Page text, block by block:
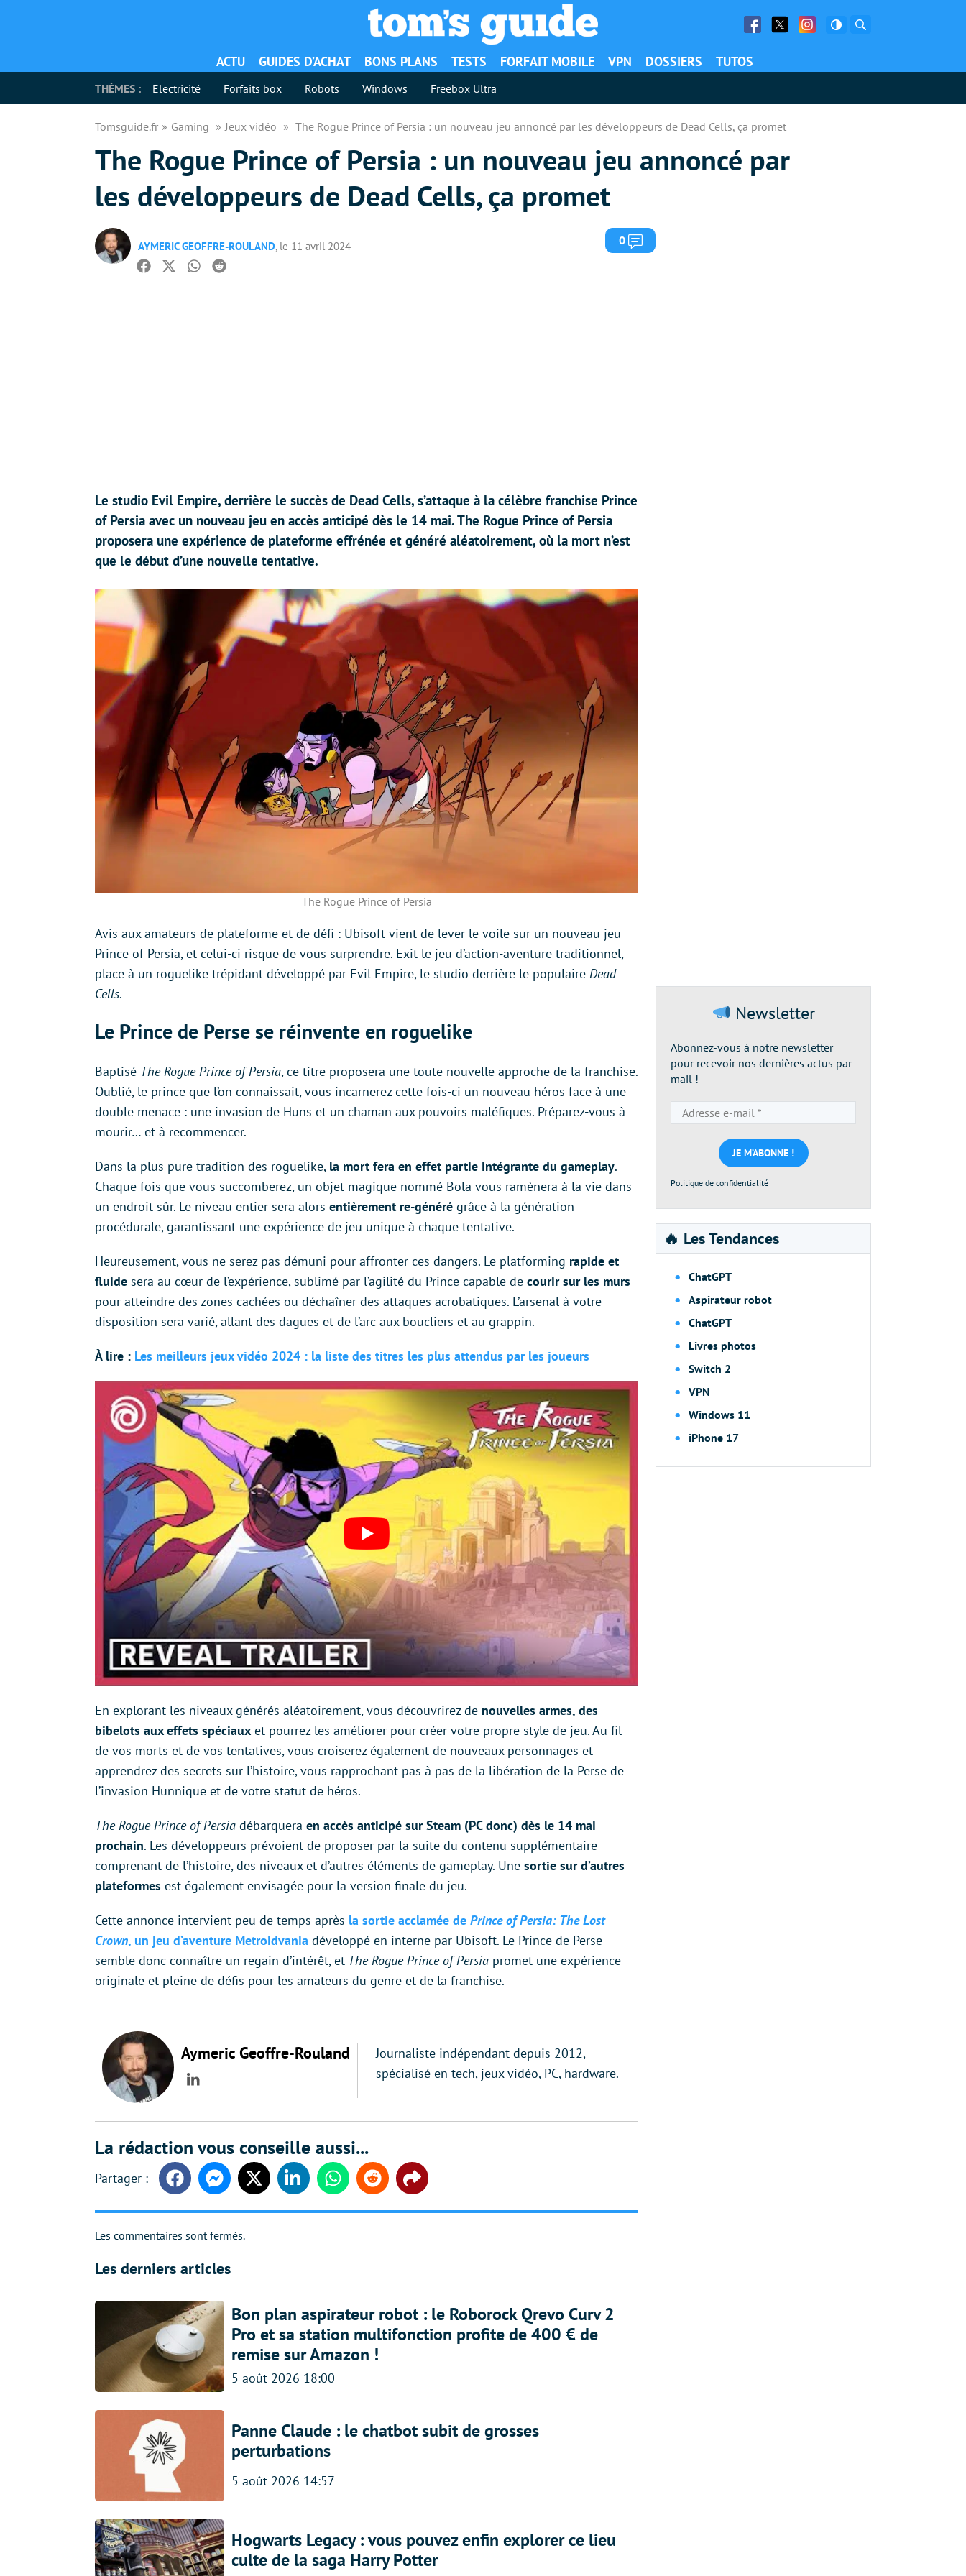
Facebook
Twitter Facebook
ACTU GUIDES D’ACHAT BONS PLANS TESTS FORFAIT MOBILE VPN DOSSIERS TUTOS
THÈMES : Electricité Forfaits box Robots Windows Freebox Ultra
Tomsguide.fr Gaming Jeux vidéo The Rogue Prince of Persia : un nouveau jeu annoncé par les développeurs de Dead Cells, ça promet
The Rogue Prince of Persia : un nouveau jeu annoncé par
les développeurs de Dead Cells, ça promet
AYMERIC GEOFFRE-ROULAND, le 11 avril 2024 0 Commentaires
Facebook
TwitterWhatsapp
Reddit
Le studio Evil Empire, derrière le succès de Dead Cells, s’attaque à la célèbre franchise Prince
of Persia avec un nouveau jeu en accès anticipé dès le 14 mai. The Rogue Prince of Persia
proposera une expérience de plateforme effrénée et généré aléatoirement, où la mort n’est
que le début d’une nouvelle tentative.
The Rogue Prince of Persia
Avis aux amateurs de plateforme et de défi : Ubisoft vient de lever le voile sur un nouveau jeu
Prince of Persia, et celui-ci risque de vous surprendre. Exit le jeu d’action-aventure traditionnel,
place à un roguelike trépidant développé par Evil Empire, le studio derrière le populaire Dead
Cells.
Le Prince de Perse se réinvente en roguelike
Baptisé The Rogue Prince of Persia, ce titre proposera une toute nouvelle approche de la franchise.
Oublié, le prince que l’on connaissait, vous incarnerez cette fois-ci un nouveau héros face à une
double menace : une invasion de Huns et un chaman aux pouvoirs maléfiques. Préparez-vous à
mourir… et à recommencer.
Dans la plus pure tradition des roguelike, la mort fera en effet partie intégrante du gameplay.
Chaque fois que vous succomberez, un objet magique nommé Bola vous ramènera à la vie dans
un endroit sûr. Le niveau entier sera alors entièrement re-généré grâce à la génération
procédurale, garantissant une expérience de jeu unique à chaque tentative.
Heureusement, vous ne serez pas démuni pour affronter ces dangers. Le platforming rapide et
fluide sera au cœur de l’expérience, sublimé par l’agilité du Prince capable de courir sur les murs
pour atteindre des zones cachées ou déchaîner des attaques acrobatiques. L’arsenal à votre
disposition sera varié, allant des dagues et de l’arc aux boucliers et au grappin.
À lire : Les meilleurs jeux vidéo 2024 : la liste des titres les plus attendus par les joueurs
En explorant les niveaux générés aléatoirement, vous découvrirez de nouvelles armes, des
bibelots aux effets spéciaux et pourrez les améliorer pour créer votre propre style de jeu. Au fil
de vos morts et de vos tentatives, vous croiserez également de nouveaux personnages et
apprendrez des secrets sur l’histoire, vous rapprochant pas à pas de la libération de la Perse de
l’invasion Hunnique et de votre statut de héros.
The Rogue Prince of Persia débarquera en accès anticipé sur Steam (PC donc) dès le 14 mai
prochain. Les développeurs prévoient de proposer par la suite du contenu supplémentaire
comprenant de l’histoire, des niveaux et d’autres éléments de gameplay. Une sortie sur d’autres
plateformes est également envisagée pour la version finale du jeu.
Cette annonce intervient peu de temps après la sortie acclamée de Prince of Persia: The Lost
Crown, un jeu d’aventure Metroidvania développé en interne par Ubisoft. Le Prince de Perse
semble donc connaître un regain d’intérêt, et The Rogue Prince of Persia promet une expérience
originale et pleine de défis pour les amateurs du genre et de la franchise.
Aymeric Geoffre-Rouland
LinkedIn
Journaliste indépendant depuis 2012,
spécialisé en tech, jeux vidéo, PC, hardware.
La rédaction vous conseille aussi...
FacebookMessengerTwitter LinkedinWhatsappReddit Share
Les commentaires sont fermés.
Les derniers articles
Bon plan aspirateur robot : le Roborock Qrevo Curv 2
Pro et sa station multifonction profite de 400 € de
remise sur Amazon !
5 août 2026 18:00
Panne Claude : le chatbot subit de grosses
perturbations
5 août 2026 14:57
Hogwarts Legacy : vous pouvez enfin explorer ce lieu
culte de la saga Harry Potter
Newsletter
Abonnez-vous à notre newsletter
pour recevoir nos dernières actus par
mail !
e-
mail
*
Politique de confidentialité
🔥 Les Tendances
ChatGPT
Aspirateur robot
ChatGPT
Livres photos
Switch 2
VPN
Windows 11
iPhone 17